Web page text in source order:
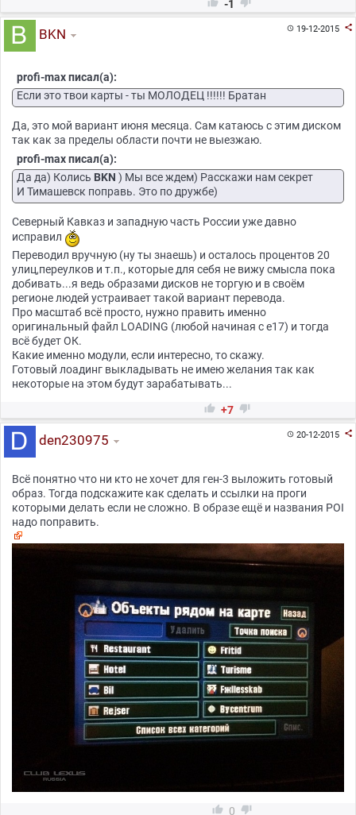
-1
19-12-2015 
BKN
profi-max писал(а):
Если это твои карты - ты МОЛОДЕЦ !!!!!! Братан
Да, это мой вариант июня месяца. Сам катаюсь с этим диском
так как за пределы области почти не выезжаю.
profi-max писал(а):
Да да) Колись BKN ) Мы все ждем) Расскажи нам секрет
И Тимашевск поправь. Это по дружбе)
Северный Кавказ и западную часть России уже давно
исправил
Переводил вручную (ну ты знаешь) и осталось процентов 20
улиц,переулков и т.п., которые для себя не вижу смысла пока
добивать...я ведь образами дисков не торгую и в своём
регионе людей устраивает такой вариант перевода.
Про масштаб всё просто, нужно править именно
оригинальный файл LOADING (любой начиная с е17) и тогда
всё будет ОК.
Какие именно модули, если интересно, то скажу.
Готовый лоадинг выкладывать не имею желания так как
некоторые на этом будут зарабатывать...
 +7 
20-12-2015 
den230975
Всё понятно что ни кто не хочет для ген-3 выложить готовый
образ. Тогда подскажите как сделать и ссылки на проги
которыми делать если не сложно. В образе ещё и названия POI
надо поправить.
 0 